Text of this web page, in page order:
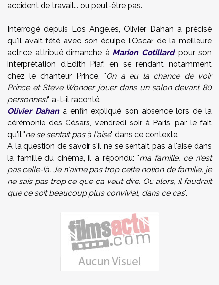
accident de travail... ou peut-être pas.
Interrogé depuis Los Angeles,Olivier Dahan a précisé
qu'il avait fêté avec son équipe l'Oscar de la meilleure
actrice attribué dimanche à Marion Cotillard, pour son
interprétation d'Edith Piaf, en se rendant notamment
chez le chanteur Prince. "On a eu la chance de voir
Prince et Steve Wonder jouer dans un salon devant 80
personnes!", a-t-il raconté.
Olivier Dahana enfin expliqué son absence lors de la
cérémonie des Césars, vendredi soir à Paris, par le fait
qu'il "ne se sentait pas à l'aise" dans ce contexte.
A la question de savoir s'il ne se sentait pas à l'aise dans
la famille du cinéma, il a répondu: "ma famille, ce n'est
pas celle-là. Je n'aime pas trop cette notion de famille, je
ne sais pas trop ce que ça veut dire. Ou alors, il faudrait
que ce soit beaucoup plus convivial, dans ce cas".